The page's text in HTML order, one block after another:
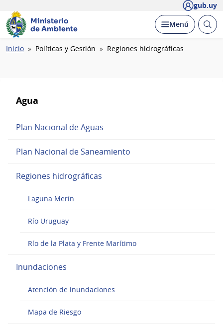
gub.uy
Ministerio
de Ambiente
Desplegar
Menú Abrir
Ruta
Inicio Políticas y Gestión Regiones hidrográficas
Agua
Plan Nacional de Aguas
Plan Nacional de Saneamiento
Regiones hidrográficas
Laguna Merín
Río Uruguay
Río de la Plata y Frente Marítimo
Inundaciones
Atención de inundaciones
Mapa de Riesgo